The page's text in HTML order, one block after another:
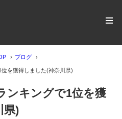
ブログ
を獲得しました(神奈川県)
ンキングで1位を獲
県)